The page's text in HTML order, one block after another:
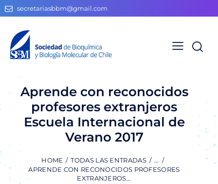
secretariasbbm@gmail.com
Aprende con reconocidos
profesores extranjeros
Escuela Internacional de
Verano 2017
HOME TODAS LAS ENTRADAS
...
APRENDE CON RECONOCIDOS PROFESORES
EXTRANJEROS...